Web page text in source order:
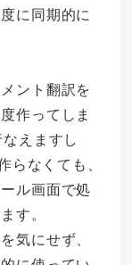
に同期的に
ント翻訳を
作ってしま
えますし
らなくても、
ル画面で処
す。
気にせず、